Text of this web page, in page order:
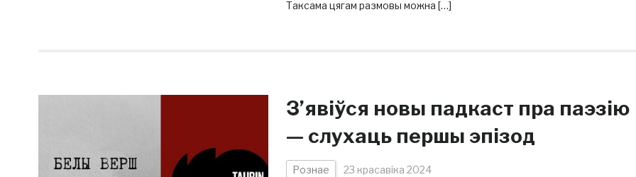
Таксама цягам размовы можна […]
З’явіўся новы падкаст пра паэзію
— слухаць першы эпізод
Рознае 23 красавіка 2024